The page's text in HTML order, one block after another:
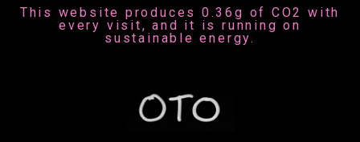
This website produces 0.36g of CO2 with
every visit, and it is running on
sustainable energy.